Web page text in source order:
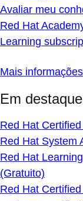
Avaliar meu
Red Hat
Learning
Mais informações
Em destaque
Red Hat
Red Hat System
Red Hat
(Gratuito)
Red Hat